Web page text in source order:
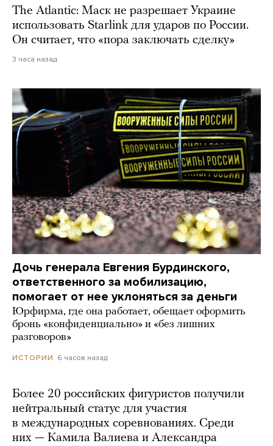
The Atlantic: Маск не разрешает Украине
использовать Starlink для ударов по России.
Он считает, что «пора заключать сделку»
3 часа назад
Дочь генерала Евгения Бурдинского,
ответственного за мобилизацию,
помогает от нее уклоняться за деньги
Юрфирма, где она работает, обещает оформить
бронь «конфиденциально» и «без лишних
разговоров»
ИСТОРИИ 6 часов назад
Более 20 российских фигуристов получили
нейтральный статус для участия
в международных соревнованиях. Среди
них — Камила Валиева и Александра